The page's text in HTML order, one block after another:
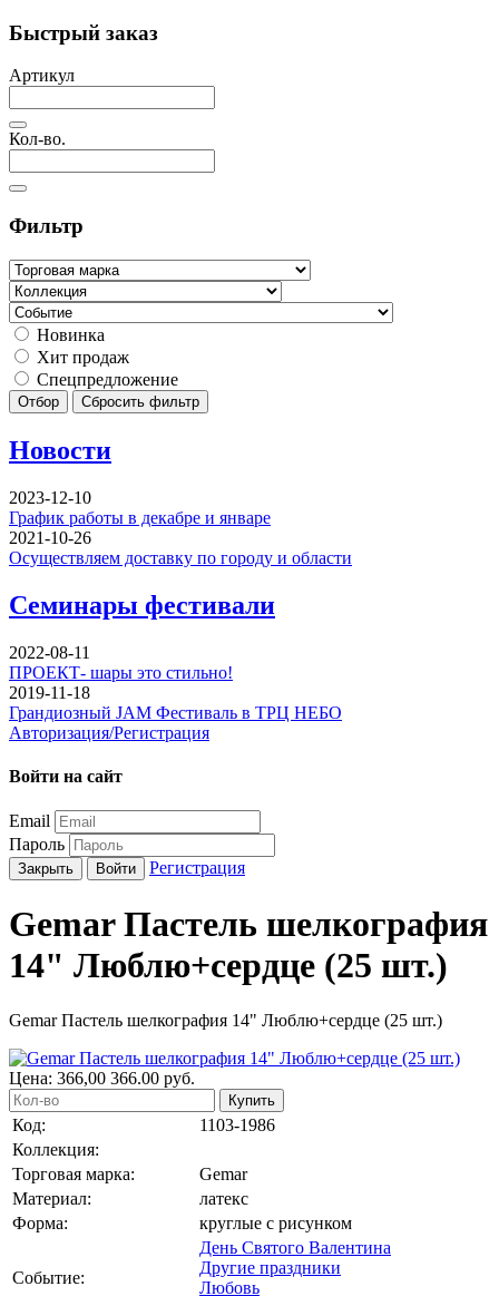
Быстрый заказ
Артикул
Кол-во.
Фильтр
Новинка
Хит продаж
Спецпредложение
Отбор Сбросить фильтр
Новости
2023-12-10
График работы в декабре и январе
2021-10-26
Осуществляем доставку по городу и области
Семинары фестивали
2022-08-11
ПРОЕКТ- шары это стильно!
2019-11-18
Грандиозный JAM Фестиваль в ТРЦ НЕБО
Авторизация/Регистрация
Войти на сайт
Email
Пароль
Закрыть Войти Регистрация
Gemar Пастель шелкография
14" Люблю+сердце (25 шт.)
Gemar Пастель шелкография 14" Люблю+сердце (25 шт.)
Цена: 366,00 366.00 руб.
Купить
Код:
1103-1986
Коллекция:
Торговая марка:
Gemar
Материал:
латекс
Форма:
круглые с рисунком
Событие:
День Святого Валентина
Другие праздники
Любовь